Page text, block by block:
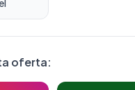
oferta: